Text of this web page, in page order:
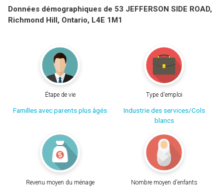
Données démographiques de 53 JEFFERSON SIDE ROAD,
Richmond Hill, Ontario, L4E 1M1
Étape de vie
Familles avec parents plus âgés
Type d'emploi
Industrie des services/Cols
blancs
Revenu moyen du ménage Nombre moyen d'enfants